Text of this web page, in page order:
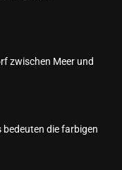
zwischen Meer und
bedeuten die farbigen